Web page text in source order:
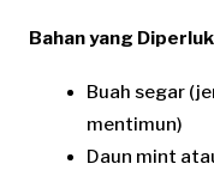
Bahan yang
Buah segar
mentimun)
Daun mint